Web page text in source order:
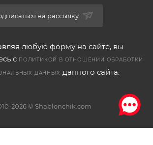
на рассылку
любую форму на сайте, вы
с ПОЛИТИКОЙ В ОТНОШЕНИИ ОБРАБОТКИ
ДАННЫХ данного сайта.
2026 © Shablonchik.com